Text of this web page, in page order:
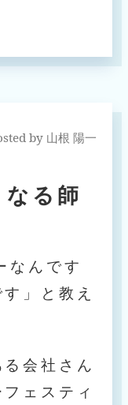
by 山根 陽一
る師
なんです
」と教え
会社さん
ェスティ